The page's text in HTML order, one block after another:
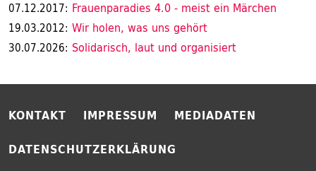
07.12.2017: Frauenparadies 4.0 - meist ein Märchen
19.03.2012: Wir holen, was uns gehört
30.07.2026: Solidarisch, laut und organisiert
KONTAKT IMPRESSUM
MEDIADATEN
DATENSCHUTZERKLÄRUNG